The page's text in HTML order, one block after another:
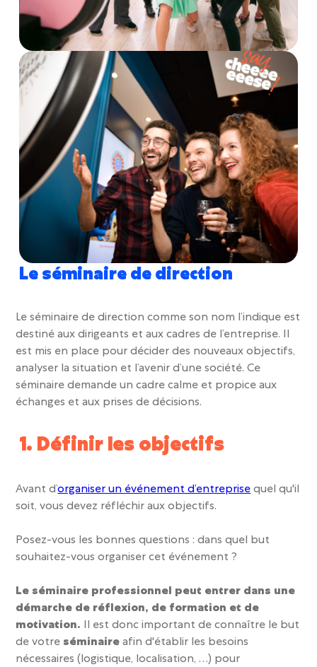
Le séminaire de direction
Leséminaire de direction comme son nom l’indique est
destiné aux dirigeants et aux cadres de l’entreprise. Il
est mis en place pour décider des nouveaux objectifs,
analyser la situation et l’avenir d’une société. Ce
séminaire demande un cadre calme et propice aux
échanges et aux prises de décisions.
1. Définir les objectifs
Avant d’organiser un événement d’entreprisequel qu'il
soit, vous devez réfléchir auxobjectifs.
Posez-vous les bonnes questions : dans quel but
souhaitez-vous organiser cet événement ?
Le séminaire professionnel peut entrer dans une
démarche de réflexion, de formation et de
motivation. Il est donc important de connaître le but
de votre séminaire afin d'établir les besoins
nécessaires (logistique, localisation, …) pour